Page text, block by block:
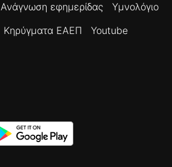
Ανάγνωση εφημερίδας
Υμνολόγιο
Κηρύγματα ΕΑΕΠ
Youtube